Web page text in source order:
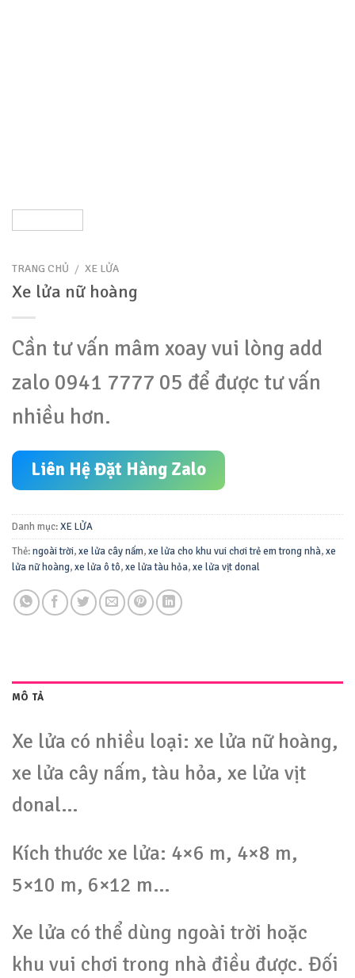
TRANG CHỦ / XE LỬA
Xe lửa nữ hoàng
Cần tư vấn mâm xoayvui lòng add
zalo 0941 7777 05 để được tư vấn
nhiều hơn.
Liên Hệ Đặt Hàng Zalo
Danh mục:XE LỬA
Thẻ:ngoài trời,xe lửa cây nấm,xe lửa cho khu vui chơi trẻ em trong nhà,xe
lửa nữ hoàng,xe lửa ô tô,xe lửa tàu hỏa,xe lửa vịt donal
MÔ TẢ
Xe lửa có nhiều loại: xe lửa nữ hoàng,
xe lửa cây nấm, tàu hỏa, xe lửa vịt
donal…
Kích thước xe lửa: 4×6 m, 4×8 m,
5×10 m, 6×12 m…
Xe lửa có thể dùng ngoài trời hoặc
khu vui chơi trong nhà điều được. Đối